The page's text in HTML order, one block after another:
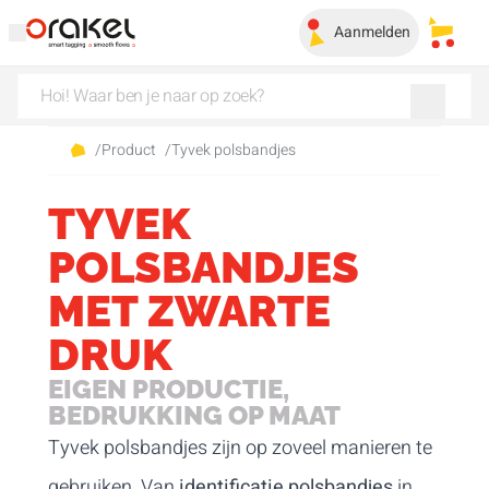
Aanmelden Mijn
/Product /Tyvek polsbandjes
TYVEK
POLSBANDJES
MET ZWARTE
DRUK
EIGEN PRODUCTIE,
BEDRUKKING OP MAAT
Tyvek polsbandjes zijn op zoveel manieren te